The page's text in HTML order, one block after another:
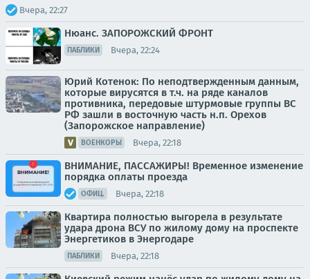
Вчера, 22:27
Нюанс. ЗАПОРОЖСКИЙ ФРОНТ
ПАБЛИКИ Вчера, 22:24
Юрий Котенок: По неподтвержденным данным,
которые вирусятся в т.ч. на ряде каналов
противника, передовые штурмовые группы ВС
РФ зашли в восточную часть н.п. Орехов
(Запорожское направление)
ВОЕНКОРЫ Вчера, 22:18
ВНИМАНИЕ, ПАССАЖИРЫ! Временное изменение
порядка оплаты проезда
ОФИЦ. Вчера, 22:18
Квартира полностью выгорела в результате
удара дрона ВСУ по жилому дому на проспекте
Энергетиков в Энергодаре
ПАБЛИКИ Вчера, 22:18